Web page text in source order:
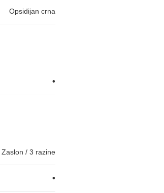
Opsidijan crna
•
Zaslon / 3 razine
•